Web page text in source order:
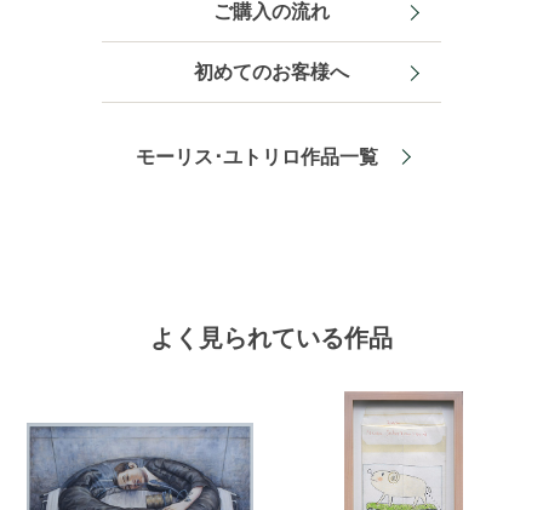
ご購入の流れ
初めてのお客様へ
モーリス･ユトリロ作品一覧
よく見られている作品